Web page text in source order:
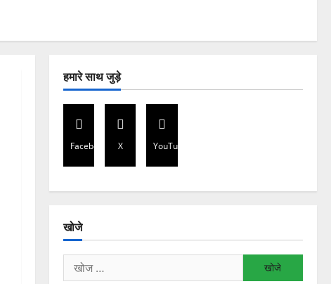
हमारे साथ जुड़े
Facebook X YouTube
खोजे
निम्न
को